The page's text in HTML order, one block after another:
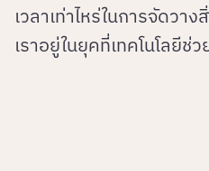
เวลาเท่าไหร่ในการจัดว
เราอยู่ในยุคที่เทคโนโลยีช่